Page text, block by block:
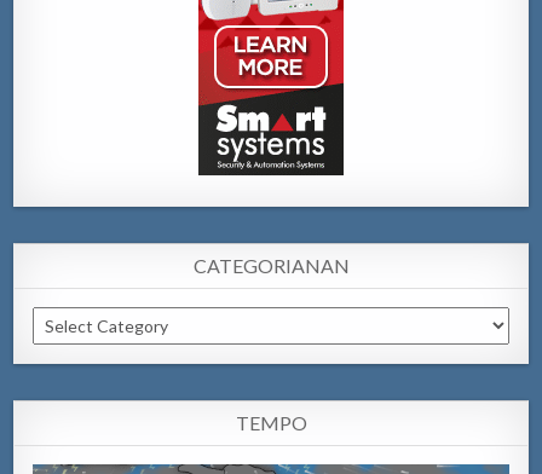
CATEGORIANAN
Categorianan
TEMPO